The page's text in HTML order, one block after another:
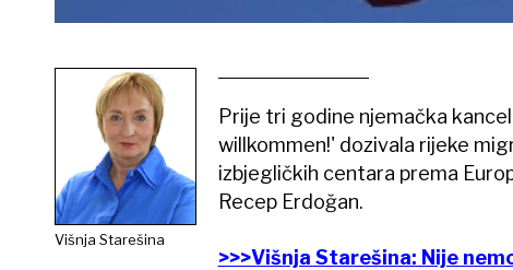
Višnja Starešina
Prije tri godine njemačka
willkommen!' dozivala rijeke
izbjegličkih centara prema
Recep Erdoğan.
>>>Višnja Starešina: Nije